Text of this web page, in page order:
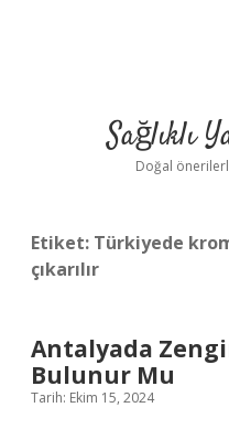
Sağlıklı
Doğal
Etiket: Türkiyede
çıkarılır
Antalyada
Bulunur Mu
Tarih: Ekim 15, 2024